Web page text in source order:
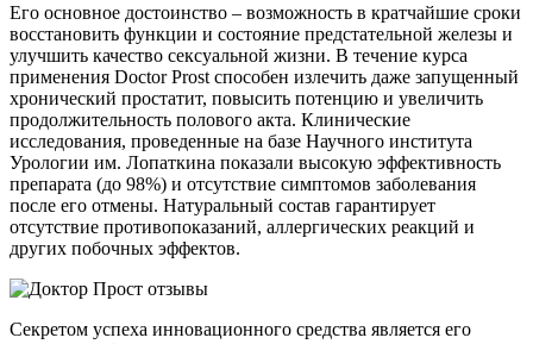
Его основное достоинство – возможность в кратчайшие сроки
восстановить функции и состояние предстательной железы и
улучшить качество сексуальной жизни. В течение курса
применения Doctor Prost способен излечить даже запущенный
хронический простатит, повысить потенцию и увеличить
продолжительность полового акта. Клинические
исследования, проведенные на базе Научного института
Урологии им. Лопаткина показали высокую эффективность
препарата (до 98%) и отсутствие симптомов заболевания
после его отмены. Натуральный состав гарантирует
отсутствие противопоказаний, аллергических реакций и
других побочных эффектов.
Секретом успеха инновационного средства является его